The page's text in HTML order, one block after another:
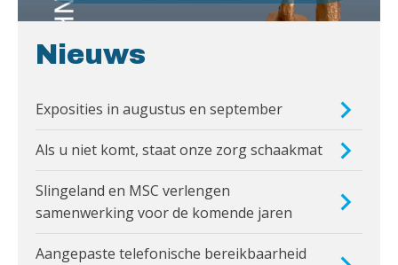
Nieuws
Exposities in augustus en september
Als u niet komt, staat onze zorg schaakmat
Slingeland en MSC verlengen
samenwerking voor de komende jaren
Aangepaste telefonische bereikbaarheid